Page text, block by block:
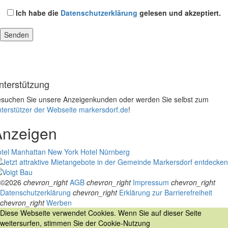
Ich habe die Datenschutzerklärung gelesen und akzeptiert.
Sie unsere Anzeigenkunden oder werden Sie selbst zum
der Webseite markersdorf.de!
Manhattan New York Hotel Nürnberg
©2026 chevron_right AGB chevron_right Impressum chevron_right
Datenschutzerklärung chevron_right Erklärung zur Barrierefreiheit
chevron_right Werben
Diese Webseite verwendet Cookies. Wenn Sie auf dieser Seite
weitersurfen, stimmen Sie der Cookie-Nutzung